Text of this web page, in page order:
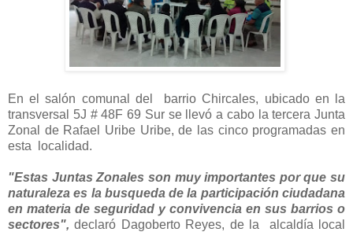
En el salón comunal del barrio Chircales, ubicado en la
transversal 5J # 48F 69 Sur se llevó a cabo la tercera Junta
Zonal de Rafael Uribe Uribe, de las cinco programadas en
esta localidad.
"Estas Juntas Zonales son muy importantes por que su
naturaleza es la busqueda de la participación ciudadana
en materia de seguridad y convivencia en sus barrios o
sectores", declaró Dagoberto Reyes, de la alcaldía local